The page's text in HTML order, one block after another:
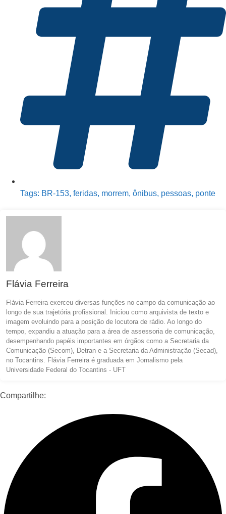
Tags: BR-153, feridas, morrem, ônibus, pessoas, ponte
Flávia Ferreira
Flávia Ferreira exerceu diversas funções no campo da comunicação ao
longo de sua trajetória profissional. Iniciou como arquivista de texto e
imagem evoluindo para a posição de locutora de rádio. Ao longo do
tempo, expandiu a atuação para a área de assessoria de comunicação,
desempenhando papéis importantes em órgãos como a Secretaria da
Comunicação (Secom), Detran e a Secretaria da Administração (Secad),
no Tocantins. Flávia Ferreira é graduada em Jornalismo pela
Universidade Federal do Tocantins - UFT
Compartilhe: